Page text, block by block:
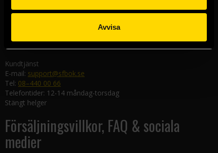
Avvisa
582 19 Linköping
Kundtjänst
E-mail: support@sfbok.se
Tel: 08–440 00 66
Telefontider: 12-14 måndag-torsdag
Stängt helger
Försäljningsvillkor, FAQ & sociala
medier